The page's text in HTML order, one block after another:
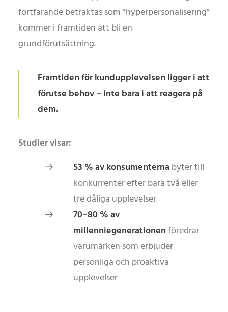
fortfarande betraktas som ”hyperpersonalisering”
kommer i framtiden att bli en
grundförutsättning.
Framtiden för kundupplevelsen ligger i att
förutse behov – inte bara i att reagera på
dem.
Studier visar:
53 % av konsumenterna byter till
konkurrenter efter bara två eller
tre dåliga upplevelser
70–80 % av
millenniegenerationenföredrar
varumärken som erbjuder
personliga och proaktiva
upplevelser